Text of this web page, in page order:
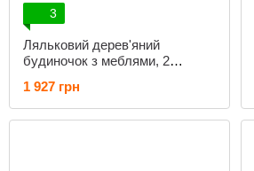
3
Ляльковий дерев'яний
будиночок з меблями, 2
1 927 грн